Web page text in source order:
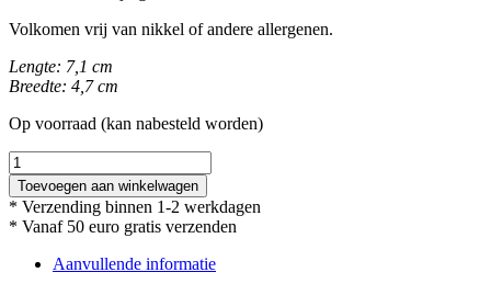
Volkomen vrij van nikkel of andere allergenen.
Lengte: 7,1 cm
Breedte: 4,7 cm
Op voorraad (kan nabesteld worden)
Oslo
Ornaments
-
Brown
Glitter
aantal
Toevoegen aan winkelwagen
* Verzending binnen 1-2 werkdagen
* Vanaf 50 euro gratis verzenden
Aanvullende informatie